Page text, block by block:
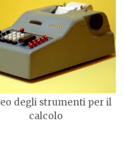
degli strumenti per il
calcolo